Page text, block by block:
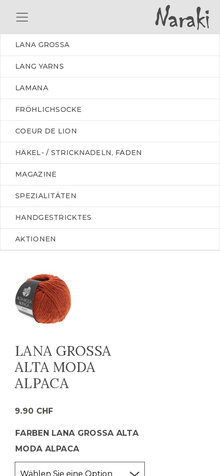
LANA GROSSA
LANG YARNS
LAMANA
FRÖHLICHSOCKE
COEUR DE LION
HÄKEL- / STRICKNADELN, FÄDEN
MAGAZINE
SPEZIALITÄTEN
HANDGESTRICKTES
AKTIONEN
LANA GROSSA
ALTA MODA
ALPACA
9.90 CHF
FARBEN LANA GROSSA ALTA
MODA ALPACA